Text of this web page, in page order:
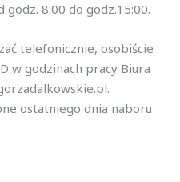
8:00 do godz.15:00.
telefonicznie, osobiście
w godzinach pracy Biura
ostatniego dnia naboru